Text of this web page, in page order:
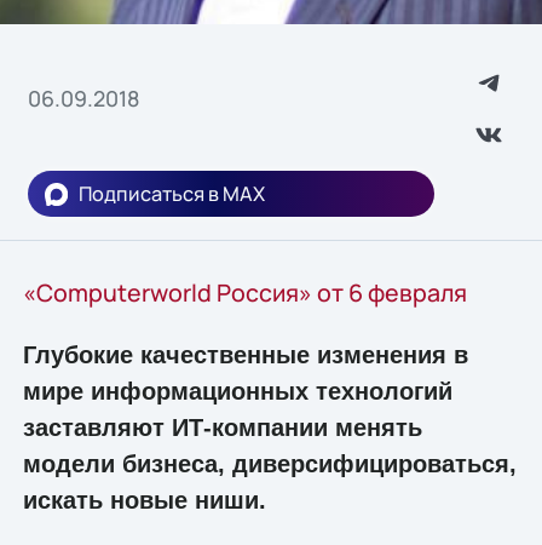
06.09.2018
Подписаться в MAX
«Computerworld Россия» от 6 февраля
Глубокие качественные изменения в
мире информационных технологий
заставляют ИТ-компании менять
модели бизнеса, диверсифицироваться,
искать новые ниши.